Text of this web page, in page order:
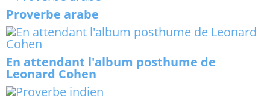
Proverbe arabe
En attendant l'album posthume de
Leonard Cohen